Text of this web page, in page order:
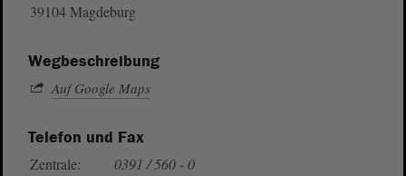
39104 Magdeburg
Wegbeschreibung
Auf Google Maps
Telefon und Fax
Zentrale:
0391 / 560 - 0